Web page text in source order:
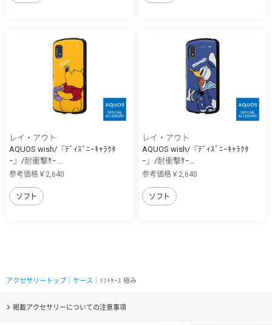
レイ・アウト
AQUOS wish/『ﾃﾞｨｽﾞﾆｰｷｬﾗｸﾀ
ｰ』/耐衝撃ｹｰ...
参考価格￥2,640
ソフト
レイ・アウト
AQUOS wish/『ﾃﾞｨｽﾞﾆｰｷｬﾗｸﾀ
ｰ』/耐衝撃ｹｰ...
参考価格￥2,640
ソフト
アクセサリートップ ケース ｜ｿﾌﾄｹｰｽ 極み
掲載アクセサリーについての注意事項